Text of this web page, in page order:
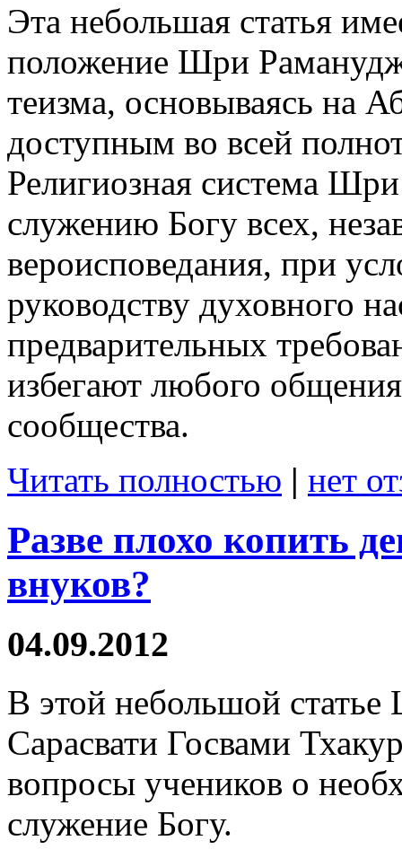
Эта небольшая статья
положение Шри
теизма, основываясь на
доступным во всей
Религиозная система
служению Богу всех,
вероисповедания, при
руководству духовного
предварительных
избегают любого
сообщества.
Читать полностью | нет
Разве плохо копить
внуков?
04.09.2012
В этой небольшой
Сарасвати Госвами
вопросы учеников о
служение Богу.